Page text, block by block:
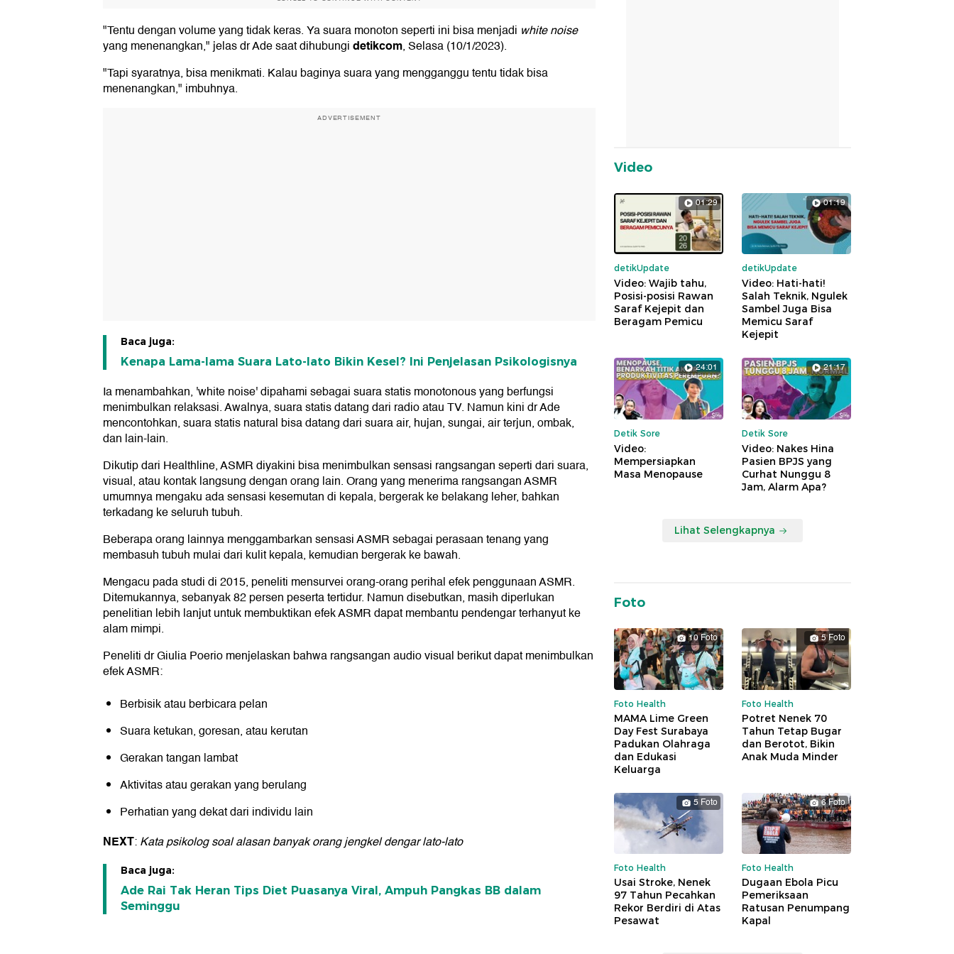
"Tentu dengan volume yang tidak keras. Ya suara monoton seperti ini bisa menjadi white noise
yang menenangkan," jelas dr Ade saat dihubungidetikcom, Selasa (10/1/2023).
"Tapi syaratnya, bisa menikmati. Kalau baginya suara yang mengganggu tentu tidak bisa
menenangkan," imbuhnya.
ADVERTISEMENT
Baca juga:
Kenapa Lama-lama Suara Lato-lato Bikin Kesel? Ini Penjelasan Psikologisnya
Ia menambahkan, 'white noise' dipahami sebagai suara statis monotonous yang berfungsi
menimbulkan relaksasi. Awalnya, suara statis datang dari radio atau TV. Namun kini dr Ade
mencontohkan, suara statis natural bisa datang dari suara air, hujan, sungai, air terjun, ombak,
dan lain-lain.
Dikutip dari Healthline, ASMR diyakini bisa menimbulkan sensasi rangsangan seperti dari suara,
visual, atau kontak langsung dengan orang lain. Orang yang menerima rangsangan ASMR
umumnya mengaku ada sensasi kesemutan di kepala, bergerak ke belakang leher, bahkan
terkadang ke seluruh tubuh.
Beberapa orang lainnya menggambarkan sensasi ASMR sebagai perasaan tenang yang
membasuh tubuh mulai dari kulit kepala, kemudian bergerak ke bawah.
Mengacu pada studi di 2015, peneliti mensurvei orang-orang perihal efek penggunaan ASMR.
Ditemukannya, sebanyak 82 persen peserta tertidur. Namun disebutkan, masih diperlukan
penelitian lebih lanjut untuk membuktikan efek ASMR dapat membantu pendengar terhanyut ke
alam mimpi.
Peneliti dr Giulia Poerio menjelaskan bahwa rangsangan audio visual berikut dapat menimbulkan
efek ASMR:
Berbisik atau berbicara pelan
Suara ketukan, goresan, atau kerutan
Gerakan tangan lambat
Aktivitas atau gerakan yang berulang
Perhatian yang dekat dari individu lain
NEXT:Kata psikolog soal alasan banyak orang jengkel dengar lato-lato
Baca juga:
Ade Rai Tak Heran Tips Diet Puasanya Viral, Ampuh Pangkas BB dalam
Seminggu
Video
01:29
detikUpdate
Video: Wajib tahu,
Posisi-posisi Rawan
Saraf Kejepit dan
Beragam Pemicu
01:19
detikUpdate
Video: Hati-hati!
Salah Teknik, Ngulek
Sambel Juga Bisa
Memicu Saraf
Kejepit
24:01
Detik Sore
Video:
Mempersiapkan
Masa Menopause
21:17
Detik Sore
Video: Nakes Hina
Pasien BPJS yang
Curhat Nunggu 8
Jam, Alarm Apa?
Lihat Selengkapnya
Foto
10 Foto
Foto Health
MAMA Lime Green
Day Fest Surabaya
Padukan Olahraga
dan Edukasi
Keluarga
5 Foto
Foto Health
Potret Nenek 70
Tahun Tetap Bugar
dan Berotot, Bikin
Anak Muda Minder
5 Foto
Foto Health
Usai Stroke, Nenek
97 Tahun Pecahkan
Rekor Berdiri di Atas
Pesawat
6 Foto
Foto Health
Dugaan Ebola Picu
Pemeriksaan
Ratusan Penumpang
Kapal